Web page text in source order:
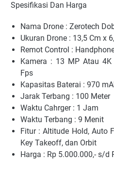
Spesifikasi Dan Harga
Nama Drone : Zerotech
Ukuran Drone : 13,5 Cm x
Remot Control :
Kamera : 13 MP Atau
Fps
Kapasitas Baterai : 970
Jarak Terbang : 100 Meter
Waktu Cahrger : 1 Jam
Waktu Terbang : 9 Menit
Fitur : Altitude Hold, Auto
Key Takeoff, dan Orbit
Harga : Rp 5.000.000,- s/d